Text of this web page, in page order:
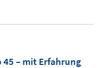
45 – mit Erfahrung